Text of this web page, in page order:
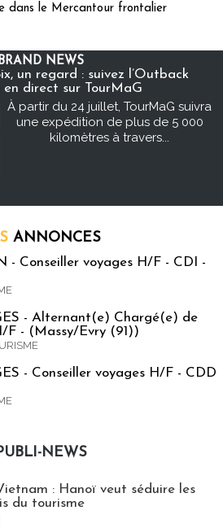
dans le Mercantour frontalier
NEWS
un regard : suivez l’Outback
direct sur TourMaG
À partir du 24 juillet, TourMaG suivra
une expédition de plus de 5 000
kilomètres à travers...
ANNONCES
- Conseiller voyages H/F - CDI -
- Alternant(e) Chargé(e) de
F - (Massy/Evry (91))
- Conseiller voyages H/F - CDD
NEWS
: Hanoï veut séduire les
du tourisme